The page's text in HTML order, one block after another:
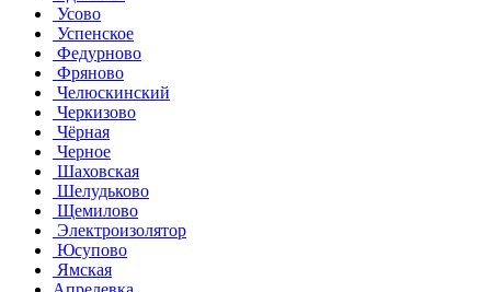
Усово
Успенское
Федурново
Фряново
Челюскинский
Черкизово
Чёрная
Черное
Шаховская
Шелудьково
Щемилово
Электроизолятор
Юсупово
Ямская